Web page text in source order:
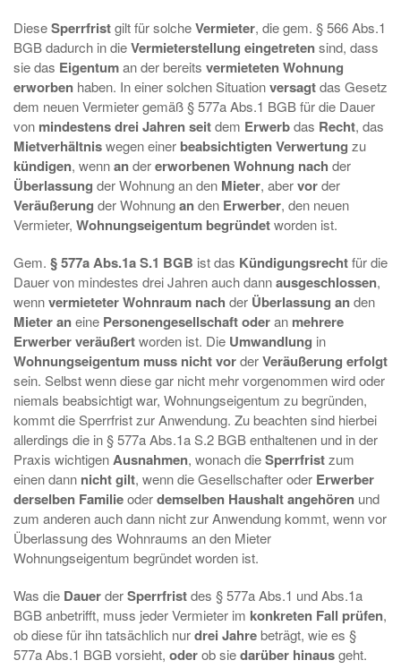
DieseSperrfristgilt für solcheVermieter, die gem. § 566 Abs.1
BGB dadurch in dieVermieterstellung eingetretensind, dass
sie das Eigentuman der bereits vermieteten Wohnung
erworben haben. In einer solchen Situationversagtdas Gesetz
dem neuen Vermieter gemäß § 577a Abs.1 BGB für die Dauer
von mindestens drei Jahren seitdem Erwerbdas Recht, das
Mietverhältniswegen einer beabsichtigten Verwertung zu
kündigen, wennandererworbenen Wohnung nach der
Überlassung der Wohnung an den Mieter, abervorder
Veräußerung der Wohnunganden Erwerber, den neuen
Vermieter, Wohnungseigentum begründetworden ist.
Gem. § 577a Abs.1a S.1 BGB ist das Kündigungsrechtfür die
Dauer von mindestes drei Jahren auch dannausgeschlossen,
wennvermieteter Wohnraum nach der Überlassung anden
Mieter aneine Personengesellschaft oderan mehrere
Erwerber veräußertworden ist. Die Umwandlung in
Wohnungseigentum muss nichtvorderVeräußerung erfolgt
sein. Selbst wenn diese gar nicht mehr vorgenommen wird oder
niemals beabsichtigt war, Wohnungseigentum zu begründen,
kommt die Sperrfrist zur Anwendung. Zu beachten sind hierbei
allerdings die in § 577a Abs.1a S.2 BGB enthaltenen und in der
Praxis wichtigenAusnahmen, wonach dieSperrfristzum
einen dann nicht gilt, wenn die Gesellschafter oder Erwerber
derselben Familieoderdemselben Haushalt angehören und
zum anderen auch dann nicht zur Anwendung kommt, wenn vor
Überlassung des Wohnraums an den Mieter
Wohnungseigentum begründet worden ist.
Was die DauerderSperrfristdes § 577a Abs.1 und Abs.1a
BGB anbetrifft, muss jeder Vermieter im konkreten Fall prüfen,
ob diese für ihn tatsächlich nurdrei Jahrebeträgt, wie es §
577a Abs.1 BGB vorsieht, oderob siedarüber hinausgeht.